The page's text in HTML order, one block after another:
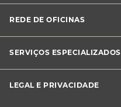
Canal de Denúncias
Perguntas Frequentes
Sustentabilidade
Notícias Midas
REDE DE OFICINAS
SERVIÇOS ESPECIALIZADOS
LEGAL E PRIVACIDADE